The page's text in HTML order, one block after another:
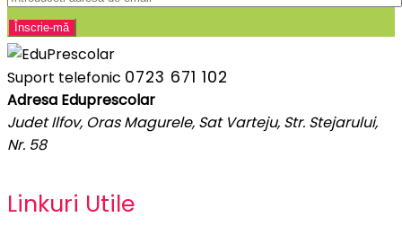
Suport telefonic 0723 671 102
Adresa Eduprescolar
Judet Ilfov, Oras Magurele, Sat Varteju, Str. Stejarului,
Nr. 58
Linkuri Utile